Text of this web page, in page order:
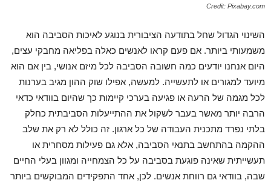
Credit: Pixabay.com
השינוי הגדול שחל בתודעה הציבורית בנוגע לאיכות הסביבה הוא
משמעותי ביותר. אם פעם קראו לאנשים כאלה בפליאה מחבקי עצים,
היום אנחנו יודעים כמה חשובה הסביבה לכל מיזם אנושי, בין אם הוא
מיועד למגורים או לתעשייה. למעשה, אפילו שוק ההון מגיב בערנות
לכל מגמה של הרעה או פגיעה בערכי קיימות כך שהיום בוודאי כדאי
הרבה יותר מאשר בעבר לשקול את ההתייעלות הסביבתית כחלק
בלתי נפרד מתכנית העבודה של כל ארגון. זה כולל לא רק את שלב
ההקמה בהתחשב בתנאי הסביבה, אלא גם פעילות מסחרית או
תעשייתית שאינה פוגעת בסביבה על כל הצמחייה ומגוון בעלי החיים
שבה, בוודאי גם רווחת אנשים. לכן, אחד התפקידים המבוקשים ביותר